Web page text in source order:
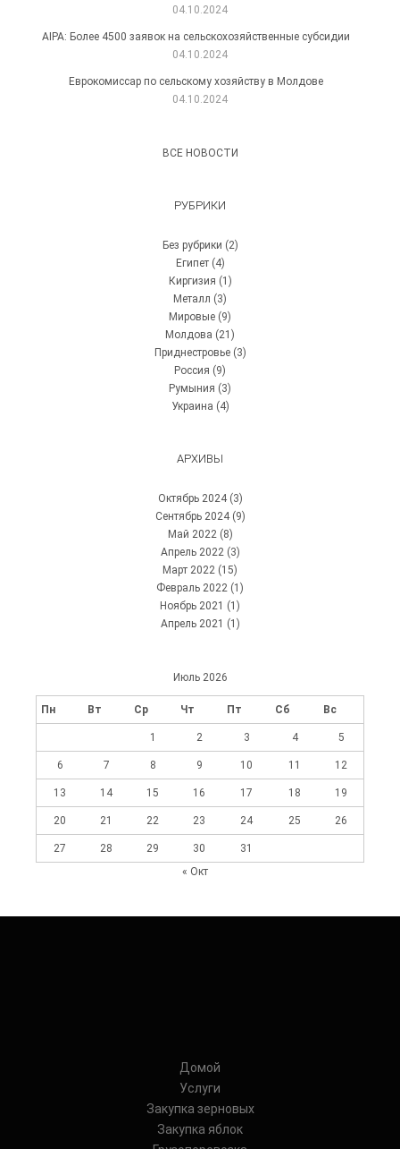
04.10.2024
AIPA: Более 4500 заявок на сельскохозяйственные субсидии
04.10.2024
Еврокомиссар по сельскому хозяйству в Молдове
04.10.2024
ВСЕ НОВОСТИ
РУБРИКИ
Без рубрики (2)
Египет(4)
Киргизия (1)
Металл (3)
Мировые (9)
Молдова (21)
Приднестровье(3)
Россия (9)
Румыния (3)
Украина (4)
АРХИВЫ
Октябрь 2024(3)
Сентябрь 2024(9)
Май 2022(8)
Апрель 2022(3)
Март 2022 (15)
Февраль 2022 (1)
Ноябрь 2021 (1)
Апрель 2021 (1)
Июль 2026
Пн Вт Ср Чт Пт Сб Вс
1 2 3 4 5
6 7 8 9 10 11 12
13 14 15 16 17 18 19
20 21 22 23 24 25 26
27 28 29 30
31
« Окт
Домой
Услуги
Закупка зерновых
Закупка яблок